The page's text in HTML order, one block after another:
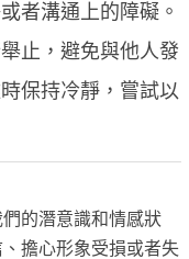
者溝通上的障礙。
止，避免與他人發
保持冷靜，嘗試以
的潛意識和情感狀
擔心形象受損或者失